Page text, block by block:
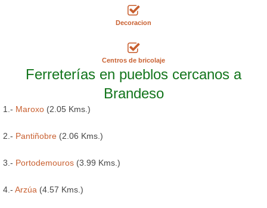
Decoracion
Centros de bricolaje
Ferreterías en pueblos cercanos a
Brandeso
1.- Maroxo (2.05 Kms.)
2.- Pantiñobre (2.06 Kms.)
3.- Portodemouros (3.99 Kms.)
4.- Arzúa (4.57 Kms.)